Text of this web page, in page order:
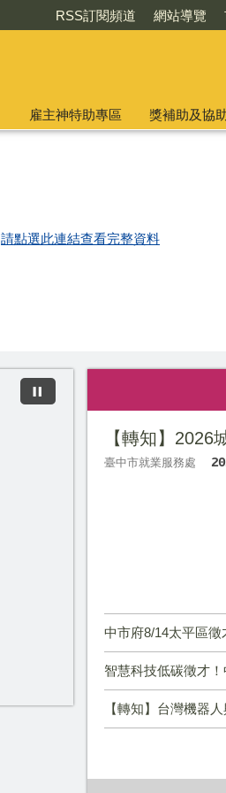
RSS訂閱頻道 網站導覽
雇主神特助專區 獎補助及協
請點選此連結查看完整資料
【轉知】
臺中市就業服務處
中市府8/14太平區徵才登場！
智慧科技低碳徵才！中市
【轉知】台灣機器人與智慧